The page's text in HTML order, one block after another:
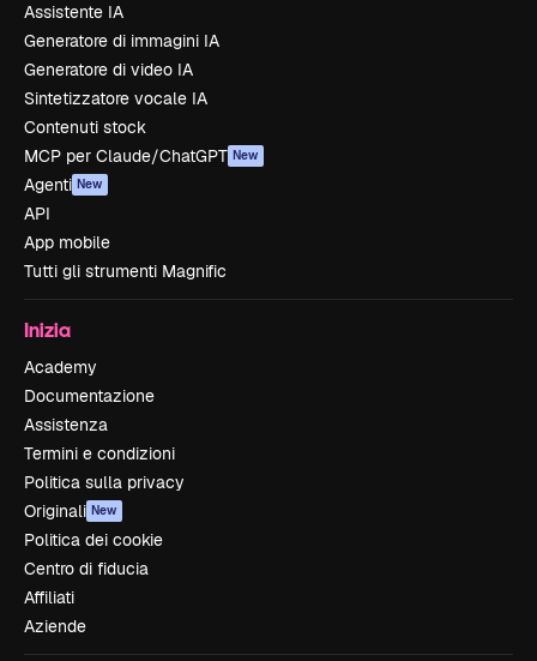
Assistente IA
Generatore di immagini IA
Generatore di video IA
Sintetizzatore vocale IA
Contenuti stock
MCP per Claude/ChatGPT New
Agenti New
API
App mobile
Tutti gli strumenti Magnific
Inizia
Academy
Documentazione
Assistenza
Termini e condizioni
Politica sulla privacy
Originali New
Politica dei cookie
Centro di fiducia
Affiliati
Aziende